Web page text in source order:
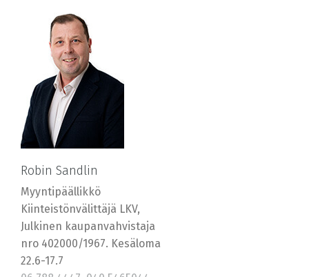
Robin Sandlin
Myyntipäällikkö
Kiinteistönvälittäjä LKV,
Julkinen kaupanvahvistaja
nro 402000/1967. Kesäloma
22.6-17.7